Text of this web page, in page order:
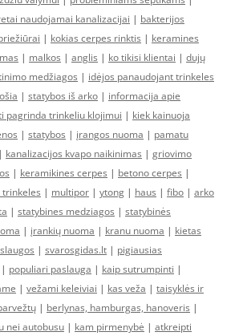
naudojamai kanalizacijai | bakterijos
| kokias cerpes rinktis | keramines
| malkos | anglis | ko tikisi klientai | dujų
medžiagos | idėjos panaudojant trinkeles
| statybos iš arko | informacija apie
pagrinda trinkeliu klojimui | kiek kainuoja
| statybos | įrangos nuoma | pamatu
| kanalizacijos kvapo naikinimas | griovimo
| keramikines cerpes | betono cerpes |
| multipor | ytong | haus | fibo | arko
| statybines medziagos | statybinės
| įrankių nuoma | kranu nuoma | kietas
| svarosgidas.lt | pigiausias
| populiari paslauga | kaip sutrumpinti |
| vežami keleiviai | kas veža | taisyklės ir
| berlynas, hamburgas, hanoveris |
nei autobusu | kam pirmenybė | atkreipti